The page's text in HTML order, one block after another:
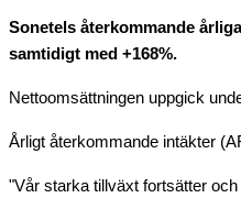
Sonetels återkommande
samtidigt med +168%.
Nettoomsättningen uppgick
Årligt återkommande intäkter
"Vår starka tillväxt fortsätter